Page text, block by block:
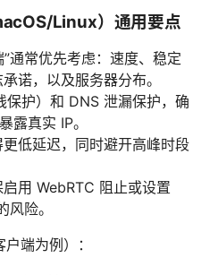
Linux）通用要点
通常优先考虑：速度、稳定
诺，以及服务器分布。
护）和 DNS 泄漏保护，确
露真实 IP。
低延迟，同时避开高峰时段
用 WebRTC 阻止或设置
险。
端为例）：